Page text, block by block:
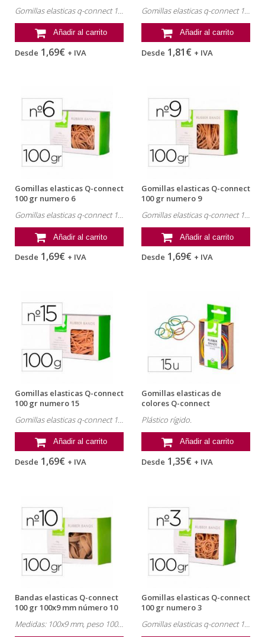
Gomillas elasticas q-connect 100 gr numero 7. Referencia: KF14695.
Añadir al carrito
Desde 1,69€ + IVA
Gomillas elasticas q-connect 100 gr numero 12. Referencia: KF15047.
Añadir al carrito
Desde 1,81€ + IVA
Gomillas elasticas Q-connect
100 gr numero 6
Gomillas elasticas q-connect 100 gr numero 6. Referencia: KF14694.
Añadir al carrito
Desde 1,69€ + IVA
Gomillas elasticas Q-connect
100 gr numero 9
Gomillas elasticas q-connect 100 gr numero 9. Referencia: KF14696.
Añadir al carrito
Desde 1,69€ + IVA
Gomillas elasticas Q-connect
100 gr numero 15
Añadir al carrito
Desde 1,69€ + IVA
Gomillas elasticas de
colores Q-connect
Plástico rígido.
Añadir al carrito
Desde 1,35€ + IVA
Bandas elasticas Q-connect
100 gr 100x9 mm número 10
Medidas: 100x9 mm, peso 100 gr, referencia: KF10594.
Gomillas elasticas Q-connect
100 gr numero 3
Gomillas elasticas q-connect 100 gr numero 3. Referencia: KF14691.